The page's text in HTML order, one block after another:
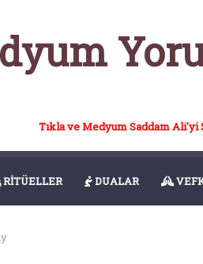
Tıkla ve Medyum Saddam Ali'yi
RİTÜELLER DUALAR